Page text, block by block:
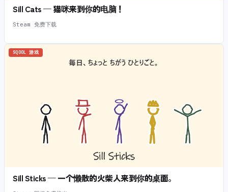
Sill Cats — 猫咪来到你的电脑！
Steam 免费下载
SQOOL 游戏
Sill Sticks — 一个懒散的火柴人来到你的桌面。